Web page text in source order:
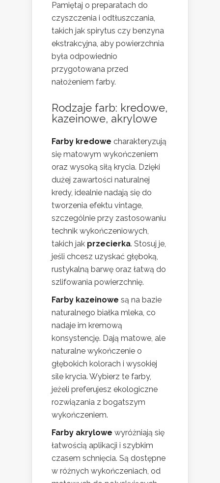
Pamiętaj o preparatach do
czyszczenia i odtłuszczania,
takich jak spirytus czy benzyna
ekstrakcyjna, aby powierzchnia
była odpowiednio
przygotowana przed
nałożeniem farby.
Rodzaje farb: kredowe,
kazeinowe, akrylowe
Farby kredowe charakteryzują
się matowym wykończeniem
oraz wysoką siłą krycia. Dzięki
dużej zawartości naturalnej
kredy, idealnie nadają się do
tworzenia efektu vintage,
szczególnie przy zastosowaniu
technik wykończeniowych,
takich jak przecierka. Stosuj je,
jeśli chcesz uzyskać głęboką,
rustykalną barwę oraz łatwą do
szlifowania powierzchnię.
Farby kazeinowe są na bazie
naturalnego białka mleka, co
nadaje im kremową
konsystencję. Dają matowe, ale
naturalne wykończenie o
głębokich kolorach i wysokiej
sile krycia. Wybierz te farby,
jeżeli preferujesz ekologiczne
rozwiązania z bogatszym
wykończeniem.
Farby akrylowe wyróżniają się
łatwością aplikacji i szybkim
czasem schnięcia. Są dostępne
w różnych wykończeniach, od